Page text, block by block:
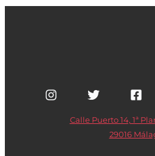
Calle Puerto 14, 1ª
29016